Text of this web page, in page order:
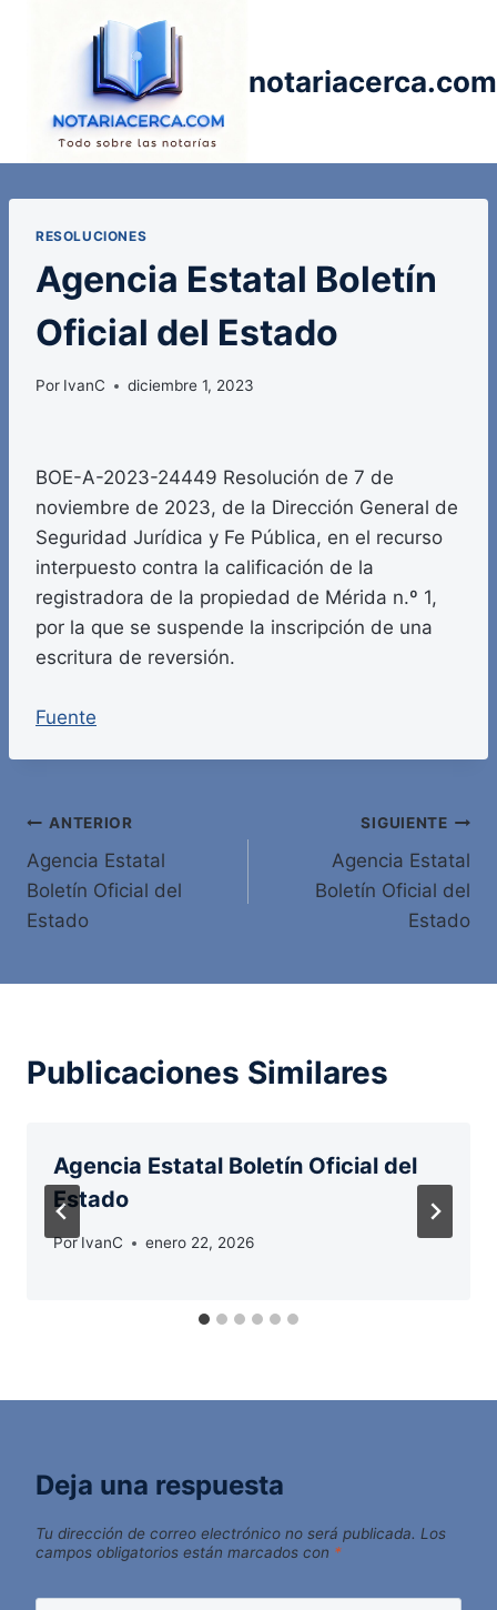
notariacerca.com
RESOLUCIONES
Agencia Estatal Boletín
Oficial del Estado
Por IvanC diciembre 1, 2023
BOE-A-2023-24449 Resolución de 7 de
noviembre de 2023, de la Dirección General de
Seguridad Jurídica y Fe Pública, en el recurso
interpuesto contra la calificación de la
registradora de la propiedad de Mérida n.º 1,
por la que se suspende la inscripción de una
escritura de reversión.
Fuente
Navegación
de
entradas
ANTERIOR
Agencia Estatal
Boletín Oficial del
Estado
SIGUIENTE
Agencia Estatal
Boletín Oficial del
Estado
Publicaciones Similares
Agencia Estatal Boletín Oficial del
Estado
Por IvanC enero 22, 2026
Deja una respuesta
Tu dirección de correo electrónico no será publicada. Los
campos obligatorios están marcados con *